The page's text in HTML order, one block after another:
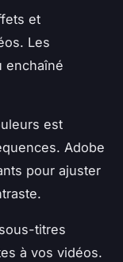
et
Les
enchaîné
est
Adobe
pour ajuster
titres
à vos vidéos.